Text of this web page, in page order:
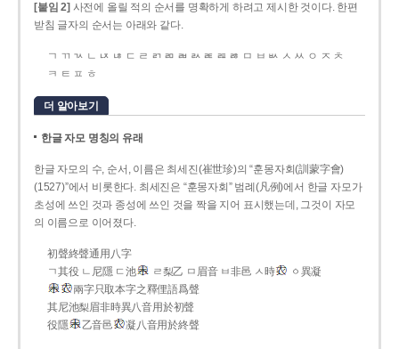
[붙임 2] 사전에 올릴 적의 순서를 명확하게 하려고 제시한 것이다. 한편
받침 글자의 순서는 아래와 같다.
ㄱ ㄲ ㄳ ㄴ ㄵ ㄶ ㄷ ㄹ ㄺ ㄻ ㄼ ㄽ ㄾ ㄿ ㅀ ㅁ ㅂ ㅄ ㅅ ㅆ ㅇ ㅈ ㅊ
ㅋ ㅌ ㅍ ㅎ
더 알아보기
한글 자모 명칭의 유래
한글 자모의 수, 순서, 이름은 최세진(崔世珍)의 “훈몽자회(訓蒙字會)
(1527)”에서 비롯한다. 최세진은 “훈몽자회” 범례(凡例)에서 한글 자모가
초성에 쓰인 것과 종성에 쓰인 것을 짝을 지어 표시했는데, 그것이 자모
의 이름으로 이어졌다.
初聲終聲通用八字
ㄱ其役 ㄴ尼隱 ㄷ池
ㄹ梨乙 ㅁ眉音 ㅂ非邑 ㅅ時
ㆁ異凝
兩字只取本字之釋俚語爲聲
其尼池梨眉非時異八音用於初聲
役隱
乙音邑 凝八音用於終聲